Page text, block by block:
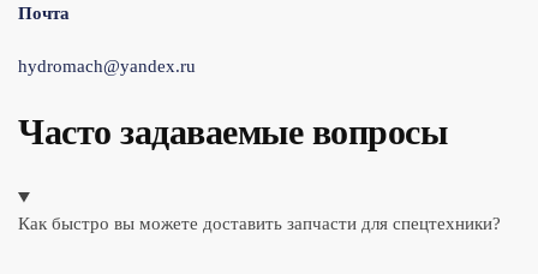
Почта
hydromach@yandex.ru
Часто задаваемые вопросы
Как быстро вы можете доставить запчасти для спецтехники?